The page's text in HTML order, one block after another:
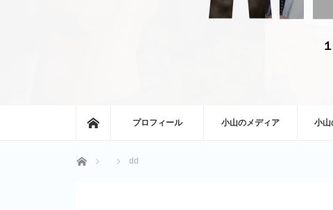
ホームプロフィール 小山のメディア 小山
ホーム dd